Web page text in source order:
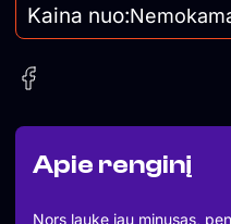
Apie renginį
Nors lauke jau minusas,
Kaina nuo: